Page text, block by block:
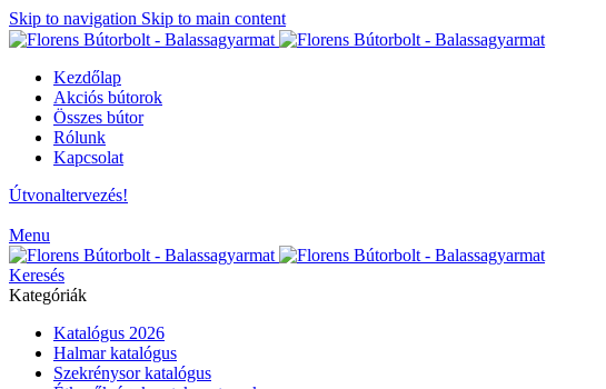
Skip to navigation Skip to main content
Kezdőlap
Akciós bútorok
Összes bútor
Rólunk
Kapcsolat
Útvonaltervezés!
Menu
Keresés
Kategóriák
Katalógus 2026
Halmar katalógus
Szekrénysor katalógus